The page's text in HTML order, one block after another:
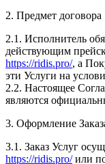
2. Предмет договора
2.1. Исполнитель
действующим
https://ridis.pro/, а
эти Услуги на
2.2. Настоящее
являются
3. Оформление
3.1. Заказ Услуг
https://ridis.pro/ или